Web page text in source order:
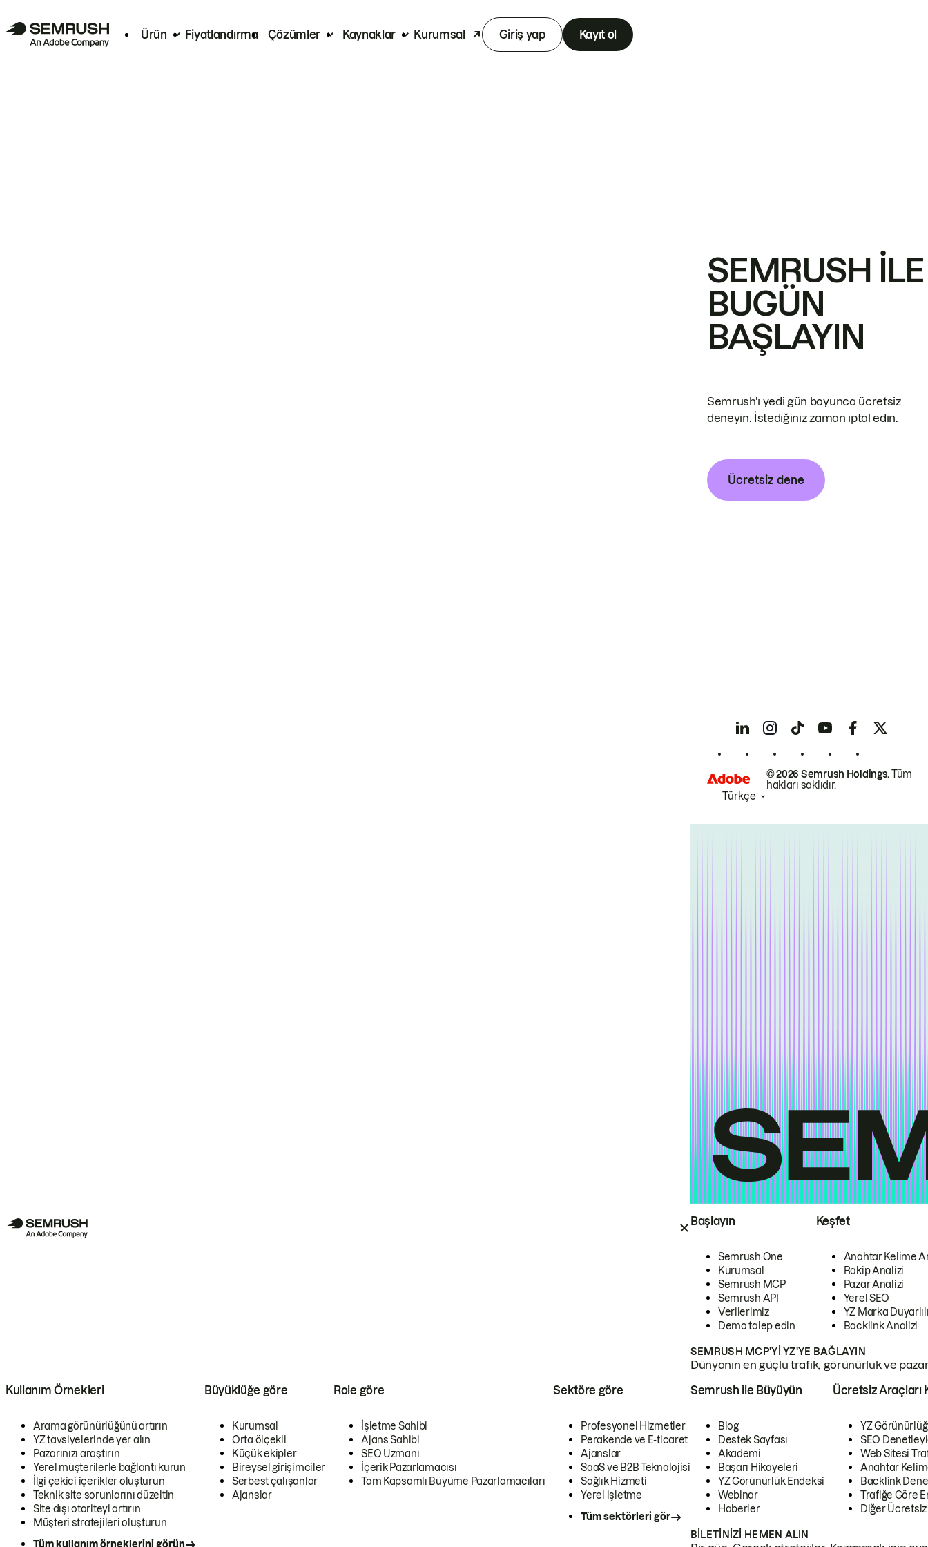
Ürün Fiyatlandırma Çözümler Kaynaklar Kurumsal Giriş yap Kayıt ol
Başlayın
Semrush One
Kurumsal
Semrush MCP
Semrush API
Verilerimiz
Demo talep edin
Keşfet
Anahtar Kelime
Rakip Analizi
Pazar Analizi
Yerel SEO
YZ Marka
Backlink Analizi
SEMRUSH MCP'YI YZ'YE BAĞLAYIN
Dünyanın en güçlü trafik, görünürlük ve
Kullanım Örnekleri
Arama görünürlüğünü artırın
YZ tavsiyelerinde yer alın
Pazarınızı araştırın
Yerel müşterilerle bağlantı kurun
İlgi çekici içerikler oluşturun
Teknik site sorunlarını düzeltin
Site dışı otoriteyi artırın
Müşteri stratejileri oluşturun
Tüm kullanım örneklerini görün
Büyüklüğe göre
Kurumsal
Orta ölçekli
Küçük ekipler
Bireysel girişimciler
Serbest çalışanlar
Ajanslar
Role göre
İşletme Sahibi
Ajans Sahibi
SEO Uzmanı
İçerik Pazarlamacısı
Tam Kapsamlı Büyüme Pazarlamacıları
Sektöre göre
Profesyonel Hizmetler
Perakende ve E-ticaret
Ajanslar
SaaS ve B2B Teknolojisi
Sağlık Hizmeti
Yerel işletme
Tüm sektörleri gör
Semrush ile Büyüyün
Blog
Destek Sayfası
Akademi
Başarı Hikayeleri
YZ Görünürlük Endeksi
Webinar
Haberler
Ücretsiz Araçları
YZ
SEO
Web Sitesi
Anahtar
Backlink
Trafiğe Göre
Diğer
BILETINIZI HEMEN ALIN
SEMRUSH ILE
BUGÜN
BAŞLAYIN
Semrush'ı yedi gün boyunca ücretsiz
deneyin. İstediğiniz zaman iptal edin.
Ücretsiz dene
© 2026 Semrush Holdings.Tüm
hakları saklıdır.
Türkçe